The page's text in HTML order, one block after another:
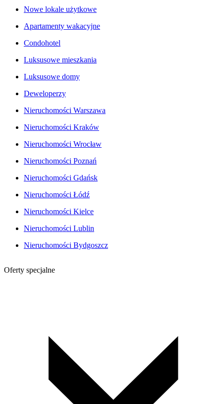
Nowe lokale użytkowe
Apartamenty wakacyjne
Condohotel
Luksusowe mieszkania
Luksusowe domy
Deweloperzy
Nieruchomości Warszawa
Nieruchomości Kraków
Nieruchomości Wrocław
Nieruchomości Poznań
Nieruchomości Gdańsk
Nieruchomości Łódź
Nieruchomości Kielce
Nieruchomości Lublin
Nieruchomości Bydgoszcz
Oferty specjalne